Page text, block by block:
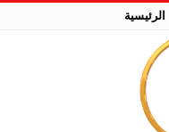
الرئيسية